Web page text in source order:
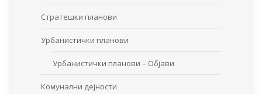
Стратешки планови
Урбанистички планови
Урбанистички планови – Објави
Комунални дејности